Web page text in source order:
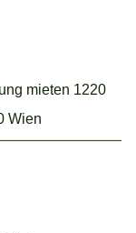
mieten 1220
Wien